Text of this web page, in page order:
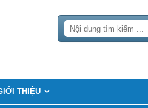
THIỆU